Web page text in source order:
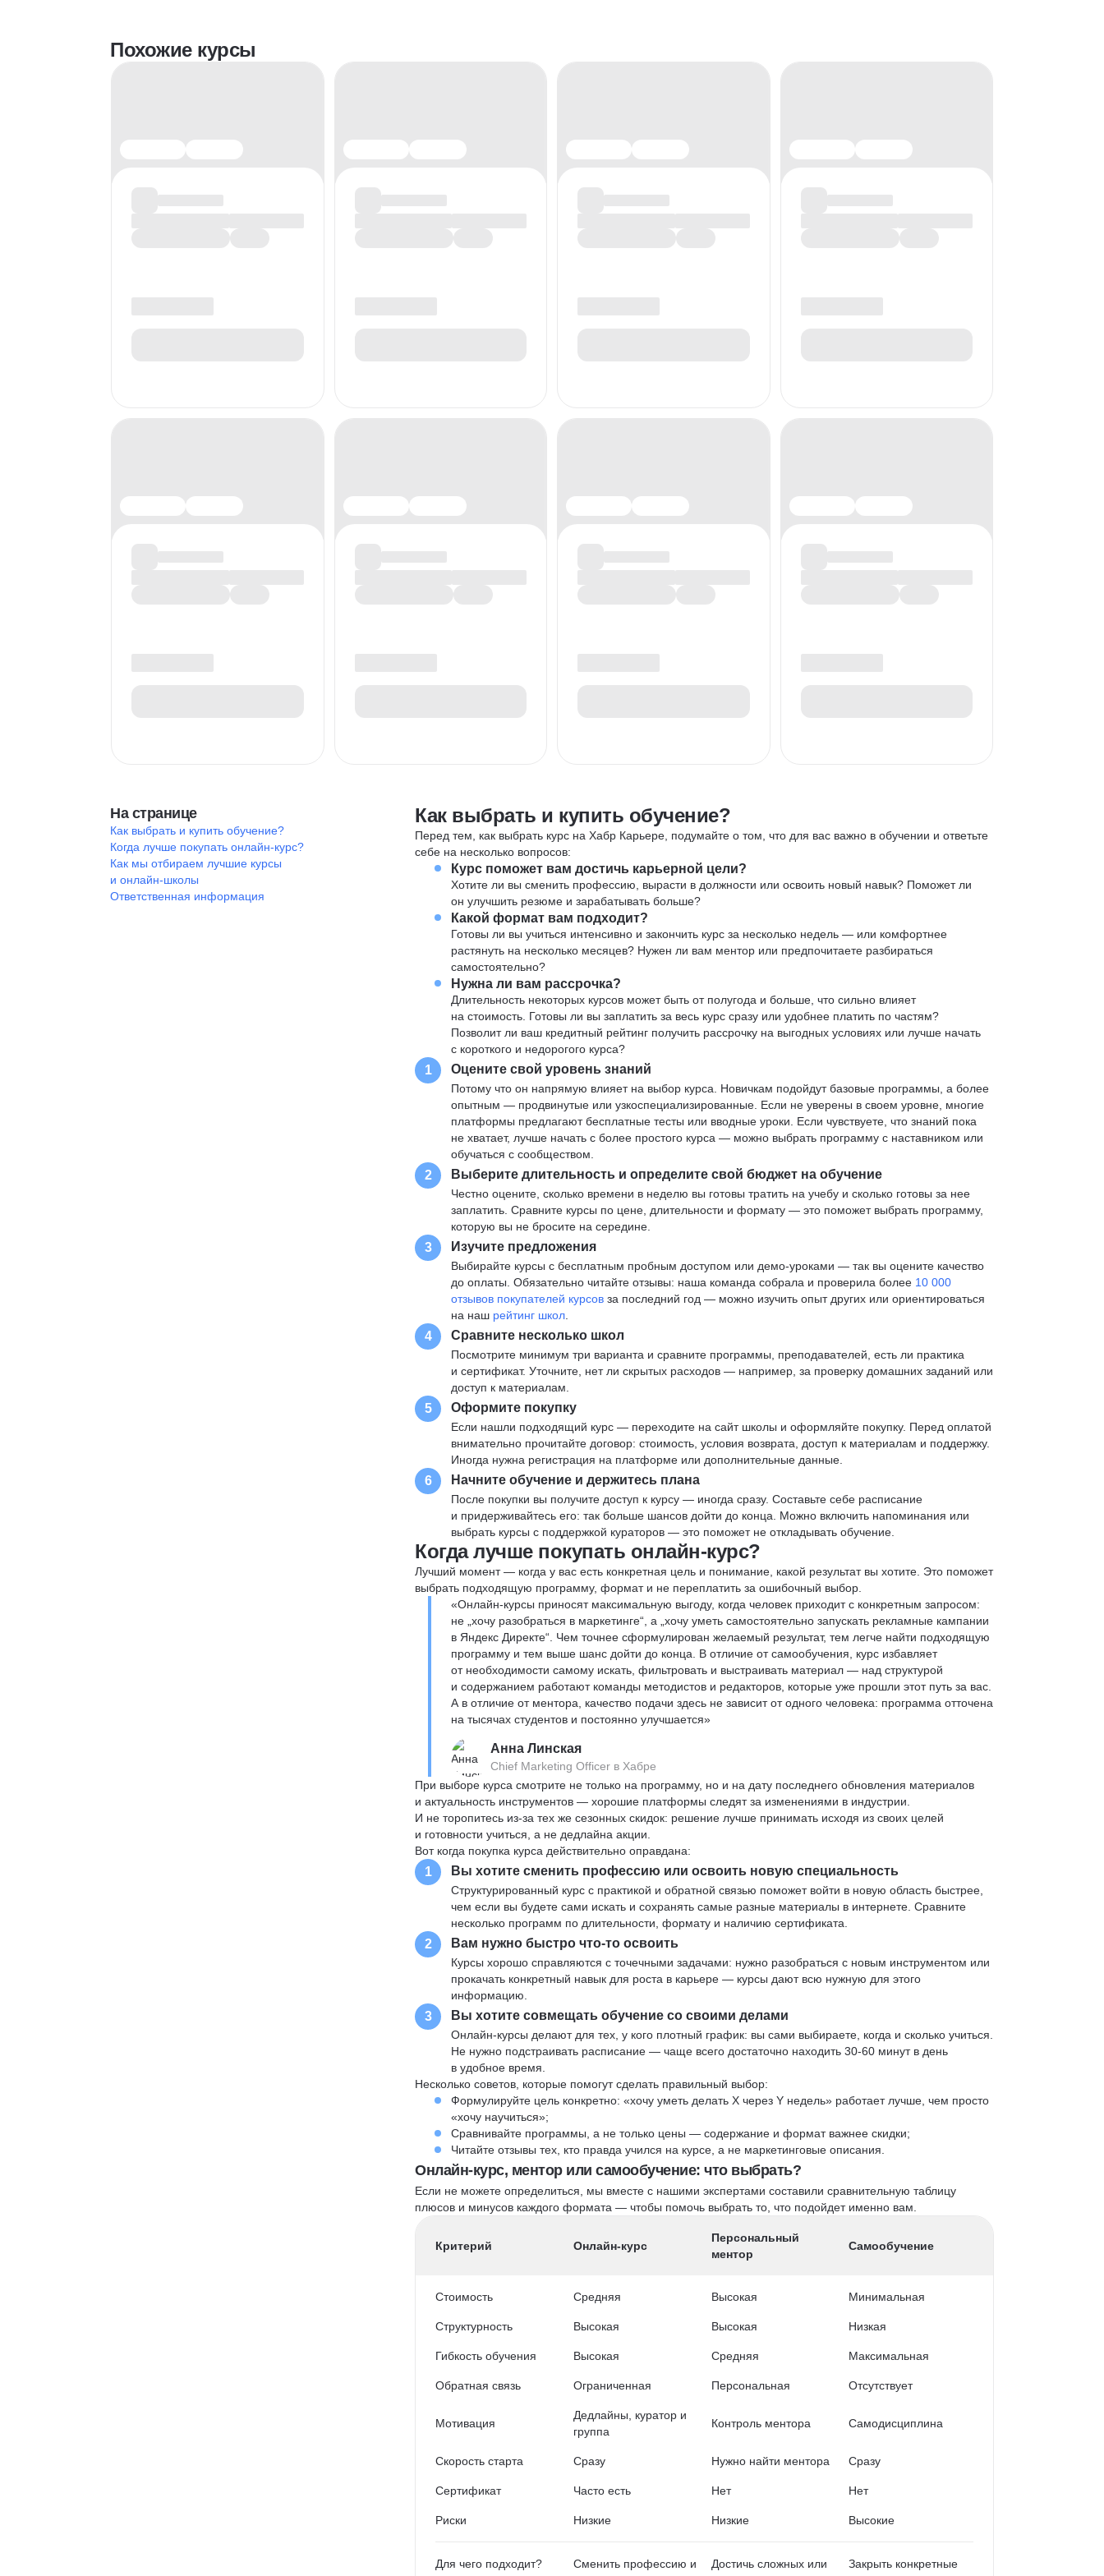
Похожие курсы
На странице
Как выбрать и купить обучение?
Когда лучше покупать онлайн-курс?
Как мы отбираем лучшие курсы
и онлайн-школы
Ответственная информация
Как выбрать и купить обучение?
Перед тем, как выбрать курс на Хабр Карьере, подумайте о том, что для вас важно в обучении и ответьте
себе на несколько вопросов:
Курс поможет вам достичь карьерной цели?
Хотите ли вы сменить профессию, вырасти в должности или освоить новый навык? Поможет ли
он улучшить резюме и зарабатывать больше?
Какой формат вам подходит?
Готовы ли вы учиться интенсивно и закончить курс за несколько недель — или комфортнее
растянуть на несколько месяцев? Нужен ли вам ментор или предпочитаете разбираться
самостоятельно?
Нужна ли вам рассрочка?
Длительность некоторых курсов может быть от полугода и больше, что сильно влияет
на стоимость. Готовы ли вы заплатить за весь курс сразу или удобнее платить по частям?
Позволит ли ваш кредитный рейтинг получить рассрочку на выгодных условиях или лучше начать
с короткого и недорогого курса?
1 Оцените свой уровень знаний
Потому что он напрямую влияет на выбор курса. Новичкам подойдут базовые программы, а более
опытным — продвинутые или узкоспециализированные. Если не уверены в своем уровне, многие
платформы предлагают бесплатные тесты или вводные уроки. Если чувствуете, что знаний пока
не хватает, лучше начать с более простого курса — можно выбрать программу с наставником или
обучаться с сообществом.
2 Выберите длительность и определите свой бюджет на обучение
Честно оцените, сколько времени в неделю вы готовы тратить на учебу и сколько готовы за нее
заплатить. Сравните курсы по цене, длительности и формату — это поможет выбрать программу,
которую вы не бросите на середине.
3 Изучите предложения
Выбирайте курсы с бесплатным пробным доступом или демо-уроками — так вы оцените качество
до оплаты. Обязательно читайте отзывы: наша команда собрала и проверила более 10 000
отзывов покупателей курсовза последний год — можно изучить опыт других или ориентироваться
на наш рейтинг школ
4 Сравните несколько школ
Посмотрите минимум три варианта и сравните программы, преподавателей, есть ли практика
и сертификат. Уточните, нет ли скрытых расходов — например, за проверку домашних заданий или
доступ к материалам.
5 Оформите покупку
Если нашли подходящий курс — переходите на сайт школы и оформляйте покупку. Перед оплатой
внимательно прочитайте договор: стоимость, условия возврата, доступ к материалам и поддержку.
Иногда нужна регистрация на платформе или дополнительные данные.
6 Начните обучение и держитесь плана
После покупки вы получите доступ к курсу — иногда сразу. Составьте себе расписание
и придерживайтесь его: так больше шансов дойти до конца. Можно включить напоминания или
выбрать курсы с поддержкой кураторов — это поможет не откладывать обучение.
Когда лучше покупать онлайн-курс?
Лучший момент — когда у вас есть конкретная цель и понимание, какой результат вы хотите. Это поможет
выбрать подходящую программу, формат и не переплатить за ошибочный выбор.
«Онлайн-курсы приносят максимальную выгоду, когда человек приходит с конкретным запросом:
не „хочу разобраться в маркетинге“, а „хочу уметь самостоятельно запускать рекламные кампании
в Яндекс Директе“. Чем точнее сформулирован желаемый результат, тем легче найти подходящую
программу и тем выше шанс дойти до конца. В отличие от самообучения, курс избавляет
от необходимости самому искать, фильтровать и выстраивать материал — над структурой
и содержанием работают команды методистов и редакторов, которые уже прошли этот путь за вас.
А в отличие от ментора, качество подачи здесь не зависит от одного человека: программа отточена
на тысячах студентов и постоянно улучшается»
Анна Линская
Chief Marketing Officer в Хабре
При выборе курса смотрите не только на программу, но и на дату последнего обновления материалов
и актуальность инструментов — хорошие платформы следят за изменениями в индустрии.
И не торопитесь из-за тех же сезонных скидок: решение лучше принимать исходя из своих целей
и готовности учиться, а не дедлайна акции.
Вот когда покупка курса действительно оправдана:
1 Вы хотите сменить профессию или освоить новую специальность
Структурированный курс с практикой и обратной связью поможет войти в новую область быстрее,
чем если вы будете сами искать и сохранять самые разные материалы в интернете. Сравните
несколько программ по длительности, формату и наличию сертификата.
2 Вам нужно быстро что-то освоить
Курсы хорошо справляются с точечными задачами: нужно разобраться с новым инструментом или
прокачать конкретный навык для роста в карьере — курсы дают всю нужную для этого
информацию.
3 Вы хотите совмещать обучение со своими делами
Онлайн-курсы делают для тех, у кого плотный график: вы сами выбираете, когда и сколько учиться.
Не нужно подстраивать расписание — чаще всего достаточно находить 30-60 минут в день
в удобное время.
Несколько советов, которые помогут сделать правильный выбор:
Формулируйте цель конкретно: «хочу уметь делать X через Y недель» работает лучше, чем просто
«хочу научиться»;
Сравнивайте программы, а не только цены — содержание и формат важнее скидки;
Читайте отзывы тех, кто правда учился на курсе, а не маркетинговые описания.
Онлайн-курс, ментор или самообучение: что выбрать?
Если не можете определиться, мы вместе с нашими экспертами составили сравнительную таблицу
плюсов и минусов каждого формата — чтобы помочь выбрать то, что подойдет именно вам.
Критерий Онлайн-курс
Персональный
ментор
Самообучение
Стоимость Средняя Высокая Минимальная
Структурность Высокая Высокая Низкая
Гибкость обучения Высокая Средняя Максимальная
Обратная связь Ограниченная Персональная Отсутствует
Мотивация
Дедлайны, куратор и
группа
Контроль ментора Самодисциплина
Скорость старта Сразу Нужно найти ментора Сразу
Сертификат Часто есть Нет Нет
Риски Низкие Низкие Высокие
Для чего подходит?
Сменить профессию и
Достичь сложных или
Закрыть конкретные